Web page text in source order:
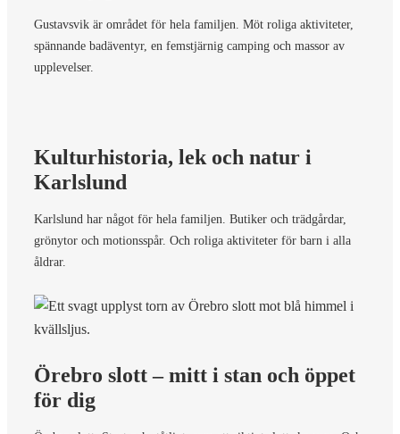
Gustavsvik är området för hela familjen. Möt roliga aktiviteter,
spännande badäventyr, en femstjärnig camping och massor av
upplevelser.
Kulturhistoria, lek och natur i
Karlslund
Karlslund har något för hela familjen. Butiker och trädgårdar,
grönytor och motionsspår. Och roliga aktiviteter för barn i alla
åldrar.
Örebro slott – mitt i stan och öppet
för dig